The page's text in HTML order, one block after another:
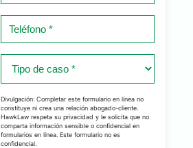
*Teléfono
caso
*
Divulgación: Completar este formulario en línea no
constituye ni crea una relación abogado-cliente.
HawkLaw respeta su privacidad y le solicita que no
comparta información sensible o confidencial en
formularios en línea. Este formulario no es
confidencial.